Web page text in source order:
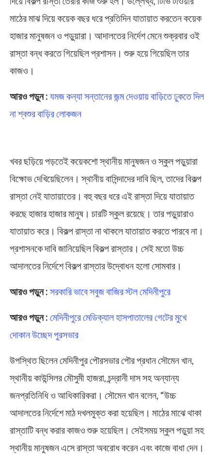
মাঠের মাঝ দিয়ে কয়েক বছর ধরে প্রতিদিন যাতায়াত করতেন কয়েক
হাজার মানুষজন ও পড়ুয়ারা। আদালতের নির্দেশ মেনে শুক্রবার ওই
রাস্তা বন্ধ করতে গিয়েছিল প্রশাসন। শুরু হয়ে গিয়েছিল তার
কাজও।
আরও পড়ুন : যমজ কন্যা সন্তানের জন্ম দেওয়ায় বাড়িতে ঢুকতে দিল
না শ্বশুর বাড়ির লোকজন
খবর ছড়িয়ে পড়তেই কয়েকশো স্থানীয় মানুষজন ও স্কুল পড়ুয়ারা
বিক্ষোভ দেখিয়েছিলেন। স্থানীয় বাসিন্দাদের দাবি ছিল, তাদের বিকল্প
রাস্তা নেই যাতায়াতের। বহু বছর ধরে এই রাস্তা দিয়ে যাতায়াত
করছে হাজার হাজার মানুষ। চারটি স্কুল রয়েছে। তার পড়ুয়ারাও
যাতায়াত করে। বিকল্প রাস্তা না থাকলে যাতায়াত করতে পারবে না।
প্রশাসনকে দাবি জানিয়েছিল বিকল্প রাস্তার। সেই মতো উচ্চ
আদালতের নির্দেশে বিকল্প রাস্তার উদ্বোধন হলো সোমবার।
আরও পড়ুন : সরকারি ভাবে সবুজ বাজির স্টল মেদিনীপুরে
আরও পড়ুন : মেদিনীপুরে মেডিক্যাল হাসপাতালের গেটের মুখে
দোকান উচ্ছেদ পুরসভার
উপস্থিত ছিলেন মেদিনীপুর পৌরসভার পৌর প্রধান সৌমেন খান,
স্থানীয় কাউন্সিলর মৌসুমী হাজরা, চন্দ্রানী দাস সহ অন্যান্য
জনপ্রতিনিধি ও আধিকারিকরা। সৌমেন খান বলেন, “উচ্চ
আদালতের নির্দেশে মাঠ দখলমুক্ত করা হয়েছিল। মাঠের মাঝে থাকা
রাস্তাটি বন্ধ করার কাজও শুরু হয়েছিল। সেইসময় স্কুল পড়ুয়া সহ
স্থানীয় মানুষজন এসে রাস্তা অবরোধ করেন এবং কাজে বাধা দেন।